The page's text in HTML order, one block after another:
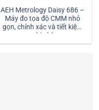
AEH Metrology Daisy 686 –
Máy đo tọa độ CMM nhỏ
gọn, chính xác và tiết kiệm
chi phí